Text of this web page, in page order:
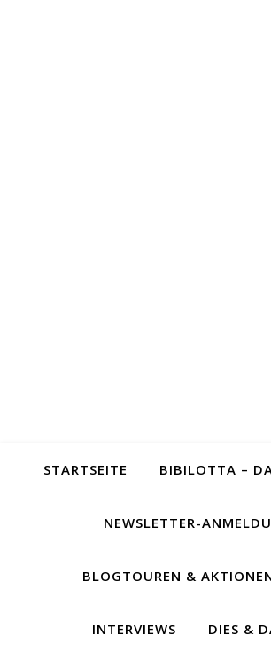
STARTSEITE BIBILOTTA –
NEWSLETTER-
BLOGTOUREN &
INTERVIEWS DIES &